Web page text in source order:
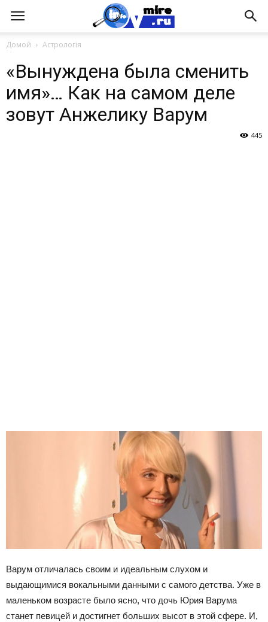
Домой Астрологія
«Вынуждена была сменить
имя»… Как на самом деле
зовут Анжелику Варум
445
Варум отличалась своим и идеальным слухом и
выдающимися вокальными данными с самого детства. Уже в
маленьком возрасте было ясно, что дочь Юрия Варума
станет певицей и достигнет больших высот в этой сфере. И,